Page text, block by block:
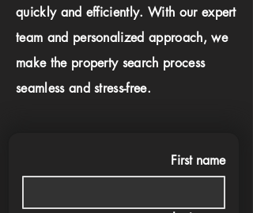
quickly and efficiently. With our expert
team and personalized approach, we
make the property search process
seamless and stress-free.
First name